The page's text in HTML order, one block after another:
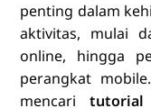
penting dalam
aktivitas, mulai
online, hingga
perangkat
mencari tutorial